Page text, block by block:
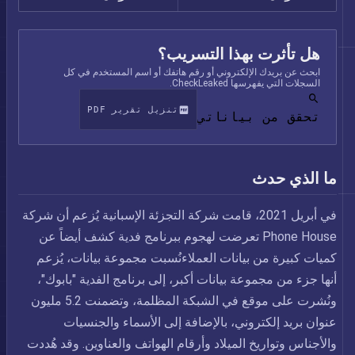
هل تأثرت بهذا التسريب؟
ابحث عن بريدك الإلكتروني أو رقم هاتفك أو اسم المستخدم في كل
السجلات التي يفهرسها CheckLeaked.
تحقق من بياناتي تنزيل تقرير PDF
ما الذي حدث
في أبريل 2021، قامت شركة التجزئة الإسبانية يُزعم أن شركة
Phone House تعرضت لهجوم ببرنامج فدية كشف أيضاً عن
كميات كبيرة من بيانات العملاءنُسبت مجموعة بيانات، يُزعم
أنها جزء من مجموعة بيانات أكبر، إلى برنامج الفدية "بابوك"،
ونُشرت على موقع في الشبكة المظلمة، وتضمنت 5.2 مليون
عنوان بريد إلكتروني، بالإضافة إلى الأسماء والجنسيات
والأجناس وتواريخ الميلاد وأرقام الهواتف والعناوين. وقد هُددت